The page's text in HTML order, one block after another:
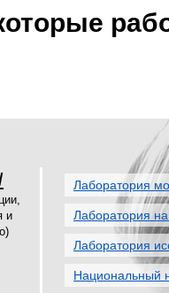
и
Лаборатория
Лаборатория
Лаборатория
Национальный